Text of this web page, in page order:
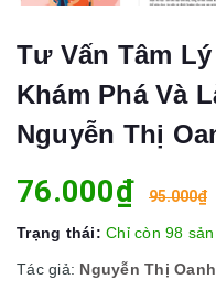
Tư Vấn Tâm
Khám Phá Và
Nguyễn Thị
76.000₫ 95.000₫
Trạng thái: Chỉ còn 98
Tác giả: Nguyễn Thị Oanh